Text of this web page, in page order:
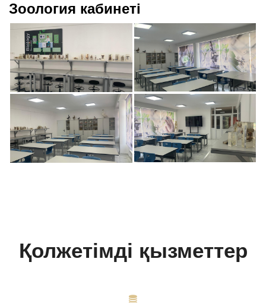
Зоология кабинеті
Қолжетімді қызметтер